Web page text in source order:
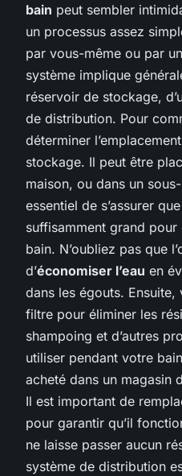
bain peut sembler
un processus assez
par vous-même ou par
système implique
réservoir de stockage,
de distribution. Pour
déterminer
stockage. Il peut être
maison, ou dans un
essentiel de s’assurer
suffisamment grand pour
bain. N’oubliez pas que
d’économiser l’eau en
dans les égouts.
filtre pour éliminer les
shampoing et d’autres
utiliser pendant votre
acheté dans un magasin
Il est important de
pour garantir qu’il
ne laisse passer aucun
système de distribution